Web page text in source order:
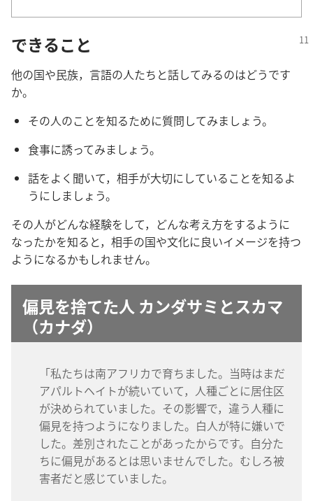
できること
他の国や民族，言語の人たちと話してみるのはどうです
か。
その人のことを知るために質問してみましょう。
食事に誘ってみましょう。
話をよく聞いて，相手が大切にしていることを知るよ
うにしましょう。
その人がどんな経験をして，どんな考え方をするように
なったかを知ると，相手の国や文化に良いイメージを持つ
ようになるかもしれません。
偏見を捨てた人 カンダサミとスカマ
（カナダ）
「私たちは南アフリカで育ちました。当時はまだ
アパルトヘイトが続いていて，人種ごとに居住区
が決められていました。その影響で，違う人種に
偏見を持つようになりました。白人が特に嫌いで
した。差別されたことがあったからです。自分た
ちに偏見があるとは思いませんでした。むしろ被
害者だと感じていました。